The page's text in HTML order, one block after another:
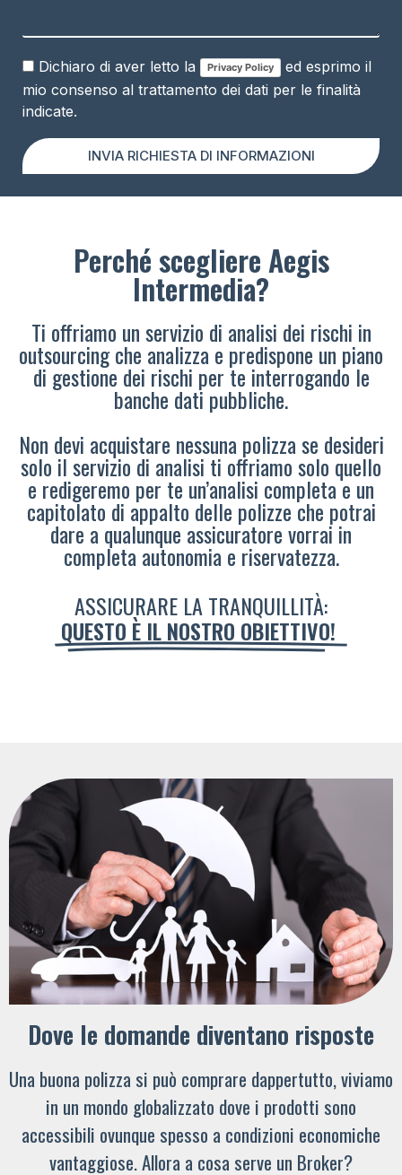
Dichiaro di aver letto la Privacy Policy
ed esprimo il
mio consenso al trattamento dei dati per le finalità
indicate.
INVIA RICHIESTA DI INFORMAZIONI
Perché scegliere Aegis
Intermedia?
Ti offriamo un servizio di analisi dei rischi in
outsourcing che analizza e predispone un piano
di gestione dei rischi per te interrogando le
banche dati pubbliche.
Non devi acquistare nessuna polizza se desideri
solo il servizio di analisi ti offriamo solo quello
e redigeremo per te un’analisi completa e un
capitolato di appalto delle polizze che potrai
dare a qualunque assicuratore vorrai in
completa autonomia e riservatezza.
ASSICURARE LA TRANQUILLITÀ:
QUESTO È IL NOSTRO OBIETTIVO!
Dove le domande diventano risposte
Una buona polizza si può comprare dappertutto, viviamo
in un mondo globalizzato dove i prodotti sono
accessibili ovunque spesso a condizioni economiche
vantaggiose. Allora a cosa serve un Broker?